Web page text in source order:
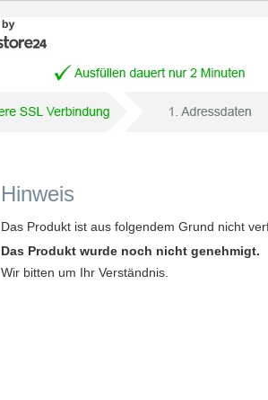
Hinweis
Das Produkt ist aus folgendem Grund nicht
Das Produkt wurde noch nicht genehmigt.
Wir bitten um Ihr Verständnis.